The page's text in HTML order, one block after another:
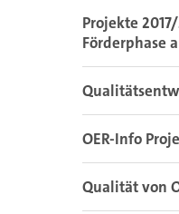
Projekte
Förderphase
OER-Info
Qualität von